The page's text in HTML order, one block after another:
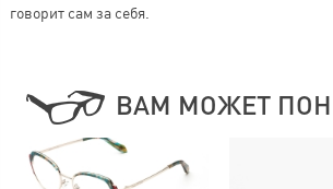
говорит сам за себя.
ВАМ МОЖЕТ